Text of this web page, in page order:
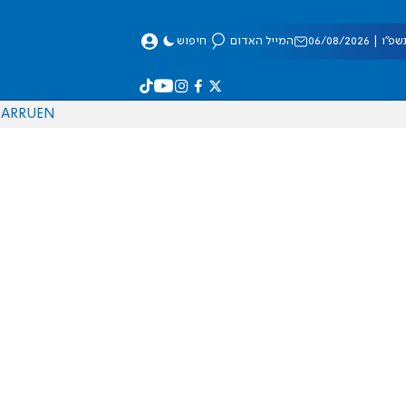
08/2026 המייל האדום חיפוש
EN
RU
AR